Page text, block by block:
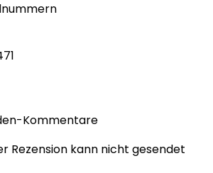
Kommentare
Rezension kann nicht gesendet